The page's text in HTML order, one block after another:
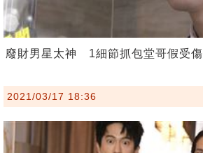
廢財男星太神 1細節抓包堂哥假受傷
2021/03/17 18:36